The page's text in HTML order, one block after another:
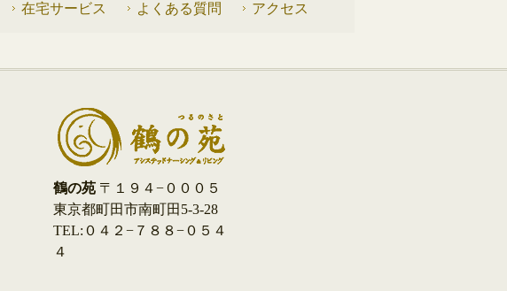
在宅サービス よくある質問 アクセス
鶴の苑 〒１９４−０００５
東京都町田市南町田5-3-28
TEL:０４２−７８８−０５４
４